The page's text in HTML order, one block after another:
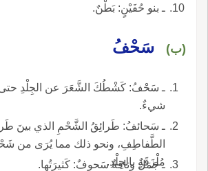
ـ بنو حُفَيْنٍ: بَطْنٌ.
(ب) سَحْفُ
ـ سَحْفُ: كَشْطُكَ الشَّعَرَ عن الجِلْدِ حتى
شيءٌ.
ـ سَحائفُ: طَرائِقُ الشَّحْمِ الذي بينَ
الطَّفاطِفِ، ونحو ذلك مما يُرَى من
مُلْزَقَةٍ بالجِلْدِ.
ـ جَمَلٌ وناقةٌ سَحوفٌ: كَثيرَتُها.